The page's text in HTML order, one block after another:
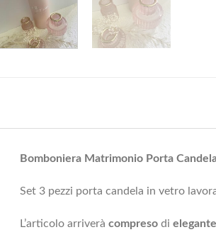
Bomboniera Matrimonio Porta
Set 3 pezzi porta candela in vetro
L’articolo arriverà compreso di